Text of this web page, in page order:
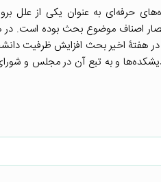
حرفه‌ای به عنوان یکی از علل
اصناف موضوع بحث بوده است. در
در هفتۀ اخیر بحث افزایش ظرفیت
و به تبع آن در مجلس و